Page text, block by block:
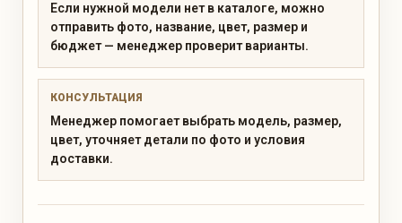
Если нужной модели нет в каталоге, можно
отправить фото, название, цвет, размер и
бюджет — менеджер проверит варианты.
КОНСУЛЬТАЦИЯ
Менеджер помогает выбрать модель, размер,
цвет, уточняет детали по фото и условия
доставки.